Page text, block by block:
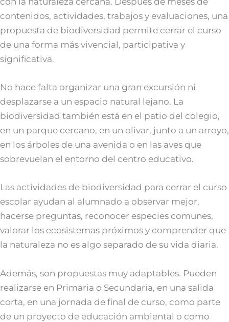
contenidos, actividades, trabajos y evaluaciones, una
propuesta de biodiversidad permite cerrar el curso
de una forma más vivencial, participativa y
significativa.
No hace falta organizar una gran excursión ni
desplazarse a un espacio natural lejano. La
biodiversidad también está en el patio del colegio,
en un parque cercano, en un olivar, junto a un arroyo,
en los árboles de una avenida o en las aves que
sobrevuelan el entorno del centro educativo.
Las actividades de biodiversidad para cerrar el curso
escolar ayudan al alumnado a observar mejor,
hacerse preguntas, reconocer especies comunes,
valorar los ecosistemas próximos y comprender que
la naturaleza no es algo separado de su vida diaria.
Además, son propuestas muy adaptables. Pueden
realizarse en Primaria o Secundaria, en una salida
corta, en una jornada de final de curso, como parte
de un proyecto de educación ambiental o como